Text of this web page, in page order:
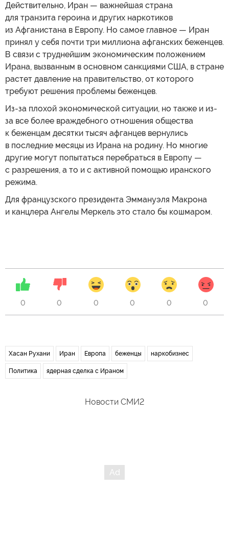
Действительно, Иран — важнейшая страна
для транзита героина и других наркотиков
из Афганистана в Европу. Но самое главное — Иран
принял у себя почти три миллиона афганских беженцев.
В связи с труднейшим экономическим положением
Ирана, вызванным в основном санкциями США, в стране
растет давление на правительство, от которого
требуют решения проблемы беженцев.
Из-за плохой экономической ситуации, но также и из-
за все более враждебного отношения общества
к беженцам десятки тысяч афганцев вернулись
в последние месяцы из Ирана на родину. Но многие
другие могут попытаться перебраться в Европу —
с разрешения, а то и с активной помощью иранского
режима.
Для французского президента Эммануэля Макрона
и канцлера Ангелы Меркель это стало бы кошмаром.
0 0 0 0 0 0
Хасан Рухани Иран Европа беженцы наркобизнес
Политика ядерная сделка с Ираном
Новости СМИ2